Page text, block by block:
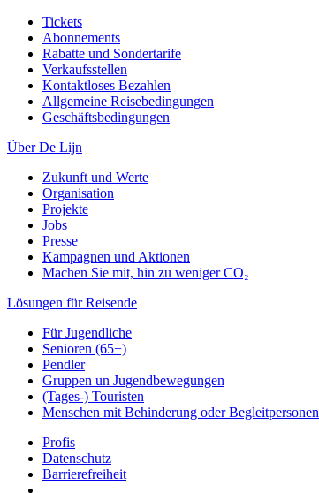
Tickets
Abonnements
Rabatte und Sondertarife
Verkaufsstellen
Kontaktloses Bezahlen
Allgemeine Reisebedingungen
Geschäftsbedingungen
Über De Lijn
Zukunft und Werte
Organisation
Projekte
Jobs
Presse
Kampagnen und Aktionen
Machen Sie mit, hin zu weniger CO₂
Lösungen für Reisende
Für Jugendliche
Senioren (65+)
Pendler
Gruppen un Jugendbewegungen
(Tages-) Touristen
Menschen mit Behinderung oder Begleitpersonen
Profis
Datenschutz
Barrierefreiheit